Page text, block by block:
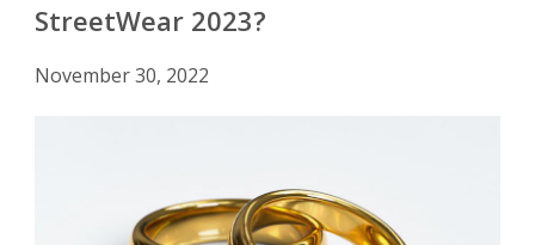
StreetWear 2023?
November 30, 2022